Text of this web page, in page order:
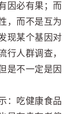
因必有果；而
，而不是互为
现某个基因对
行人群调查，
是不一定是因
：吃健康食品